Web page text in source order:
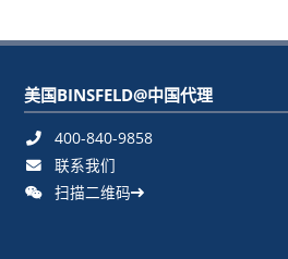
美国BINSFELD@中国代理
400-840-9858
联系我们
扫描二维码